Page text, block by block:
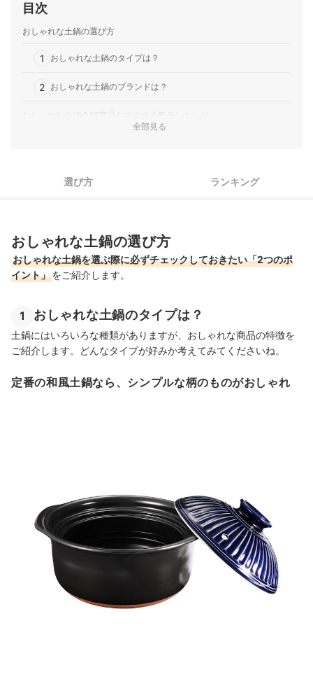
目次
おしゃれな土鍋の選び方
1 おしゃれな土鍋のタイプは？
2 おしゃれな土鍋のブランドは？
おしゃれな土鍋全88商品おすすめ人気ランキング
全部見る
選び方 ランキング
おしゃれな土鍋の選び方
おしゃれな土鍋を選ぶ際に必ずチェックしておきたい「2つのポ
イント」をご紹介します。
1 おしゃれな土鍋のタイプは？
土鍋にはいろいろな種類がありますが、おしゃれな商品の特徴を
ご紹介します。どんなタイプが好みか考えてみてくださいね。
定番の和風土鍋なら、シンプルな柄のものがおしゃれ